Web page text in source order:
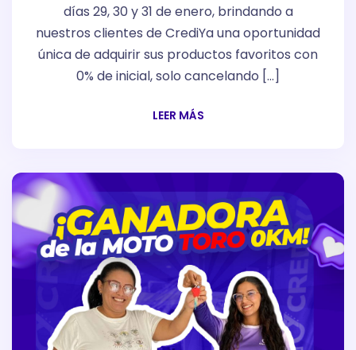
días 29, 30 y 31 de enero, brindando a
nuestros clientes de CrediYa una oportunidad
única de adquirir sus productos favoritos con
0% de inicial, solo cancelando […]
LEER MÁS